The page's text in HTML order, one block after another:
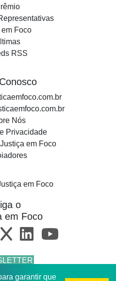
Foco
RSS
Nós
Privacidade
em Foco
o
em Foco
garantir que